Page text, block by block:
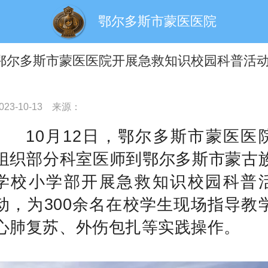
鄂尔多斯市蒙医医院
尔多斯市蒙医医院开展急救知识校园科普活
10-13 来源：
10月12日，鄂尔多斯市蒙医医
织部分科室医师到鄂尔多斯市蒙古
校小学部开展急救知识校园科普
，为300余名在校学生现场指导教
肺复苏、外伤包扎等实践操作。